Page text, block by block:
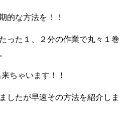
的な方法を！！
った１、２分の作業で丸々１巻
ちゃいます！！
したが早速その方法を紹介しま